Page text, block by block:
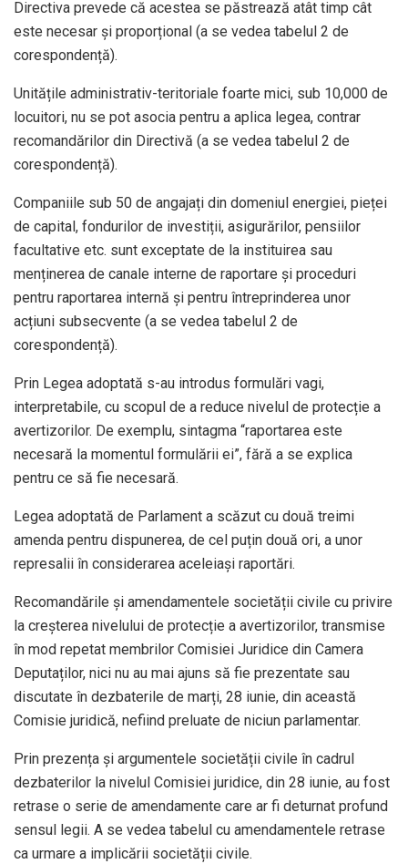
Directiva prevede că acestea se păstrează atât timp cât
este necesar și proporțional (a se vedea tabelul 2 de
corespondență).
Unitățile administrativ-teritoriale foarte mici, sub 10,000 de
locuitori, nu se pot asocia pentru a aplica legea, contrar
recomandărilor din Directivă (a se vedea tabelul 2 de
corespondență).
Companiile sub 50 de angajați din domeniul energiei, pieței
de capital, fondurilor de investiții, asigurărilor, pensiilor
facultative etc. sunt exceptate de la instituirea sau
menținerea de canale interne de raportare și proceduri
pentru raportarea internă și pentru întreprinderea unor
acțiuni subsecvente (a se vedea tabelul 2 de
corespondență).
Prin Legea adoptată s-au introdus formulări vagi,
interpretabile, cu scopul de a reduce nivelul de protecție a
avertizorilor. De exemplu, sintagma “raportarea este
necesară la momentul formulării ei”, fără a se explica
pentru ce să fie necesară.
Legea adoptată de Parlament a scăzut cu două treimi
amenda pentru dispunerea, de cel puțin două ori, a unor
represalii în considerarea aceleiași raportări.
Recomandările și amendamentele societății civile cu privire
la creșterea nivelului de protecție a avertizorilor, transmise
în mod repetat membrilor Comisiei Juridice din Camera
Deputaților, nici nu au mai ajuns să fie prezentate sau
discutate în dezbaterile de marți, 28 iunie, din această
Comisie juridică, nefiind preluate de niciun parlamentar.
Prin prezența și argumentele societății civile în cadrul
dezbaterilor la nivelul Comisiei juridice, din 28 iunie, au fost
retrase o serie de amendamente care ar fi deturnat profund
sensul legii. A se vedea tabelul cu amendamentele retrase
ca urmare a implicării societății civile.